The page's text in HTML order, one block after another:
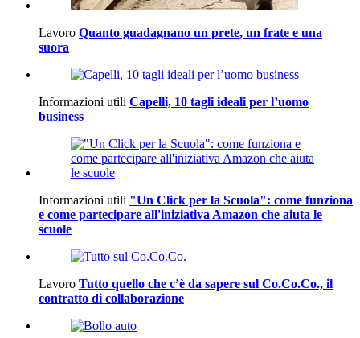
Lavoro Quanto guadagnano un prete, un frate e una
suora
Informazioni utili Capelli, 10 tagli ideali per l’uomo
business
Informazioni utili "Un Click per la Scuola": come funziona
e come partecipare all'iniziativa Amazon che aiuta le
scuole
Lavoro Tutto quello che c’è da sapere sul Co.Co.Co., il
contratto di collaborazione